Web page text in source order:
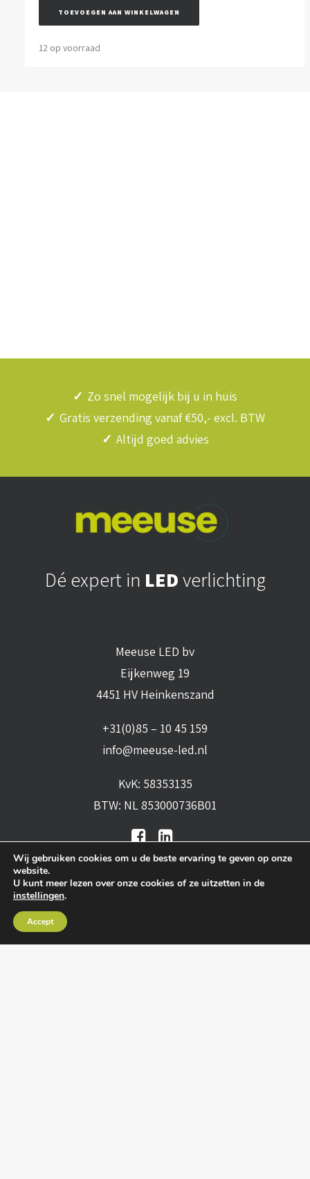
was:
€65,00.
is:
€32,50.
TOEVOEGEN AAN WINKELWAGEN
12 op voorraad
✓ Zo snel mogelijk bij u in huis
✓ Gratis verzending vanaf €50,- excl. BTW
✓ Altijd goed advies
Dé expert in LEDverlichting
Meeuse LED bv
Eijkenweg 19
4451 HV Heinkenszand
+31(0)85 – 10 45 159
info@meeuse-led.nl
KvK: 58353135
BTW: NL 853000736B01
leveringsvoorwaarden
Wij gebruiken cookies om u de beste ervaring te geven op onze
website.
U kunt meer lezen over onze cookies of ze uitzetten in de
instellingen.
Accept